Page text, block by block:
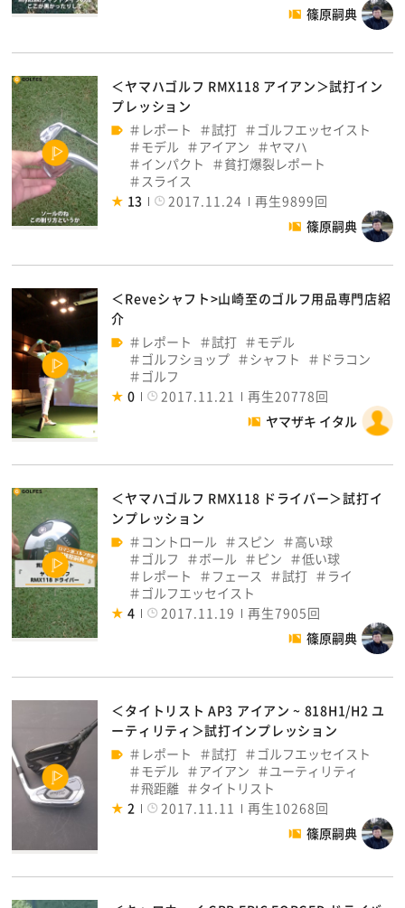
篠原嗣典
＜ヤマハゴルフ RMX118 アイアン＞試打イン
プレッション
レポート
試打
ゴルフエッセイスト
モデル
アイアン
ヤマハ
インパクト
貧打爆裂レポート
スライス
13
2017.11.24
再生9899回
篠原嗣典
＜Reveシャフト>山崎至のゴルフ用品専門店紹
介
レポート
試打
モデル
ゴルフショップ
シャフト
ドラコン
ゴルフ
0
2017.11.21
再生20778回
ヤマザキ イタル
＜ヤマハゴルフ RMX118 ドライバー＞試打イ
ンプレッション
コントロール
スピン
高い球
ゴルフ
ボール ピン
低い球
レポート
フェース 試打
ライ
ゴルフエッセイスト
4
2017.11.19
再生7905回
篠原嗣典
＜タイトリスト AP3 アイアン ~ 818H1/H2 ユ
ーティリティ＞試打インプレッション
レポート
試打
ゴルフエッセイスト
モデル
アイアン
ユーティリティ
飛距離
タイトリスト
2
2017.11.11
再生10268回
篠原嗣典